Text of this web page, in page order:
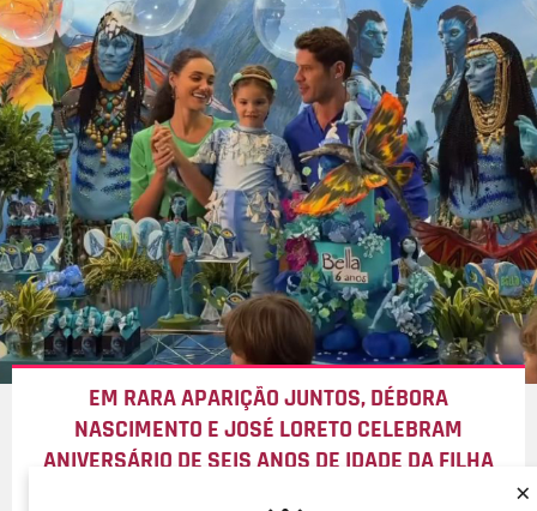
×
EM RARA APARIÇÃO JUNTOS, DÉBORA
NASCIMENTO E JOSÉ LORETO CELEBRAM
ANIVERSÁRIO DE SEIS ANOS DE IDADE DA FILHA